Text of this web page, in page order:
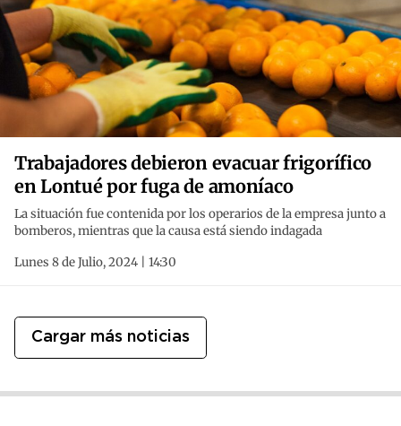
Trabajadores debieron evacuar frigorífico
en Lontué por fuga de amoníaco
La situación fue contenida por los operarios de la empresa junto a
bomberos, mientras que la causa está siendo indagada
Lunes 8 de Julio, 2024 | 14:30
Cargar más noticias